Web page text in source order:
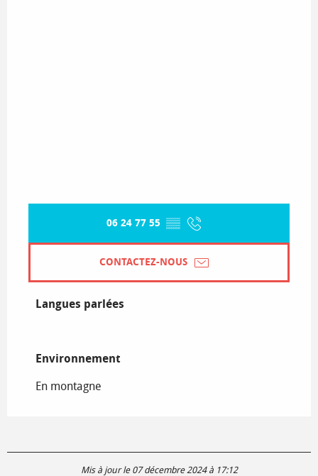
06 24 77 55 ▒▒
CONTACTEZ-NOUS
Langues parlées
Langues parlées
Environnement
Environnement
En montagne
Mis à jour le 07 décembre 2024 à 17:12